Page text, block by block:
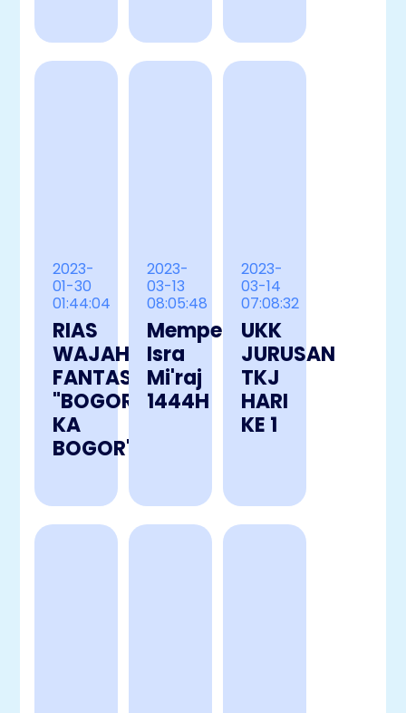
2023-
01-30
01:44:04
RIAS
WAJAH
FANTASI
"BOGOR
KA
BOGOR"
2023-
03-13
08:05:48
Memperingati
Isra
Mi'raj
1444H
2023-
03-14
07:08:32
UKK
JURUSAN
TKJ
HARI
KE 1